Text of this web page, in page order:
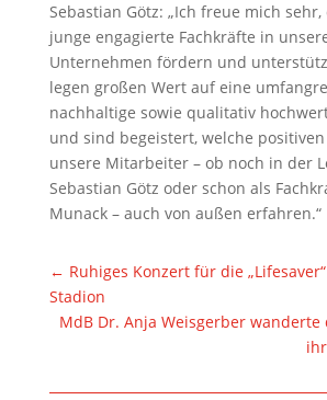
Sebastian Götz: „Ich freue mich
junge engagierte Fachkräfte in
Unternehmen fördern und
legen großen Wert auf eine
nachhaltige sowie qualitativ
und sind begeistert, welche positiven
unsere Mitarbeiter – ob noch in der
Sebastian Götz oder schon als
Munack – auch von außen erfahren.“
← Ruhiges Konzert für die
Stadion
MdB Dr. Anja Weisgerber wanderte